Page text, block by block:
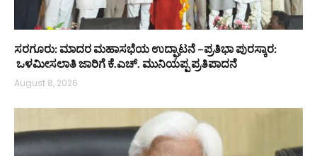
ಸರಗೂರು: ಮಾದರ ಮಹಾಸಭೆಯ ಉದ್ಘಾಟನೆ –ಪ್ರತಿಭಾ ಪುರಸ್ಕಾರ:
ಒಳಮೀಸಲಾತಿ ಜಾರಿಗೆ ಕೆ.ಎಚ್. ಮುನಿಯಪ್ಪ ಪ್ರತಿಪಾದನೆ
August 8, 2026